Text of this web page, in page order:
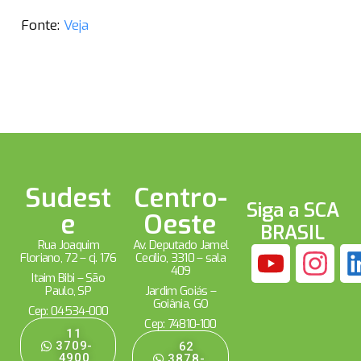
Fonte: Veja
Sudest
e
Rua Joaquim
Floriano, 72 – cj. 176
Itaim Bibi – São
Paulo, SP
Cep: 04534-000
11
3709-
4900
Centro-
Oeste
Av. Deputado Jamel
Cecílio, 3310 – sala
409
Jardim Goiás –
Goiânia, GO
Cep: 74810-100
62
Siga a SCA
BRASIL